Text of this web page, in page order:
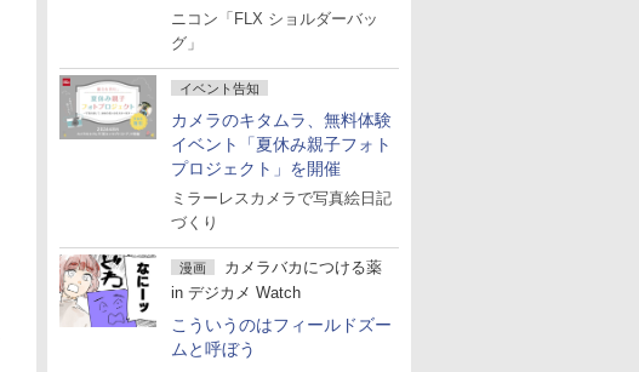
ニコン「FLX ショルダーバッ
グ」
イベント告知
カメラのキタムラ、無料体験
イベント「夏休み親子フォト
プロジェクト」を開催
ミラーレスカメラで写真絵日記
づくり
漫画
カメラバカにつける薬
in デジカメ Watch
こういうのはフィールドズー
ムと呼ぼう